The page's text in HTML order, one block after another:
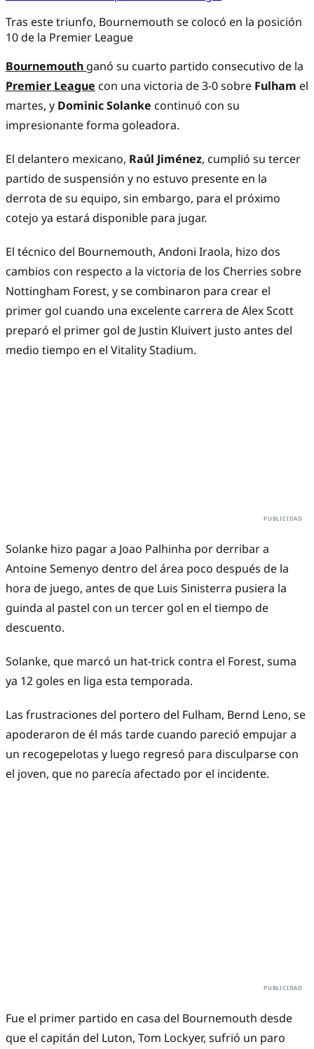
Tras este triunfo, Bournemouth se colocó en la posición
10 de la Premier League
Bournemouth ganó su cuarto partido consecutivo de la
Premier League con una victoria de 3-0 sobre Fulham el
martes, y Dominic Solanke continuó con su
impresionante forma goleadora.
El delantero mexicano, Raúl Jiménez, cumplió su tercer
partido de suspensión y no estuvo presente en la
derrota de su equipo, sin embargo, para el próximo
cotejo ya estará disponible para jugar.
El técnico del Bournemouth, Andoni Iraola, hizo dos
cambios con respecto a la victoria de los Cherries sobre
Nottingham Forest, y se combinaron para crear el
primer gol cuando una excelente carrera de Alex Scott
preparó el primer gol de Justin Kluivert justo antes del
medio tiempo en el Vitality Stadium.
Solanke hizo pagar a Joao Palhinha por derribar a
Antoine Semenyo dentro del área poco después de la
hora de juego, antes de que Luis Sinisterra pusiera la
guinda al pastel con un tercer gol en el tiempo de
descuento.
Solanke, que marcó un hat-trick contra el Forest, suma
ya 12 goles en liga esta temporada.
Las frustraciones del portero del Fulham, Bernd Leno, se
apoderaron de él más tarde cuando pareció empujar a
un recogepelotas y luego regresó para disculparse con
el joven, que no parecía afectado por el incidente.
Fue el primer partido en casa del Bournemouth desde
que el capitán del Luton, Tom Lockyer, sufrió un paro